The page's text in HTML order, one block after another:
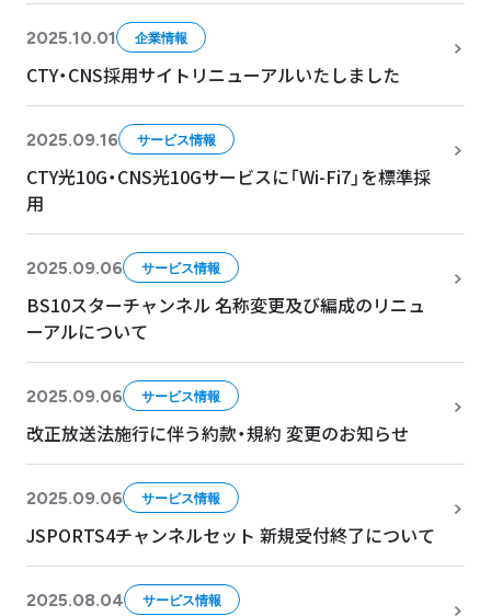
2025.10.01 企業情報
CTY・CNS採用サイトリニューアルいたしました
2025.09.16 サービス情報
CTY光10G・CNS光10Gサービスに「Wi-Fi7」を標準採
用
2025.09.06 サービス情報
BS10スターチャンネル 名称変更及び編成のリニュ
ーアルについて
2025.09.06 サービス情報
改正放送法施行に伴う約款・規約 変更のお知らせ
2025.09.06 サービス情報
JSPORTS4チャンネルセット 新規受付終了について
2025.08.04 サービス情報